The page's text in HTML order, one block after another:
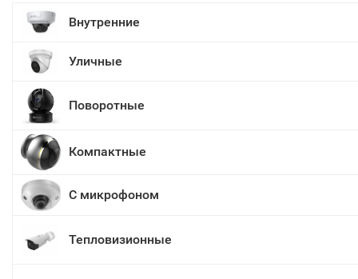
Внутренние
Уличные
Поворотные
Компактные
С микрофоном
Тепловизионные